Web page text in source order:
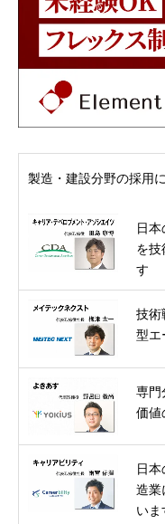
製造・建設分野の採用
日
を技
す
技術
型エ
専門
価値
日
造業
いま